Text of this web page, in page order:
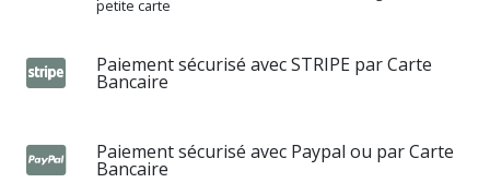
petite carte
Paiement sécurisé avec STRIPE par Carte
Bancaire
Paiement sécurisé avec Paypal ou par Carte
Bancaire